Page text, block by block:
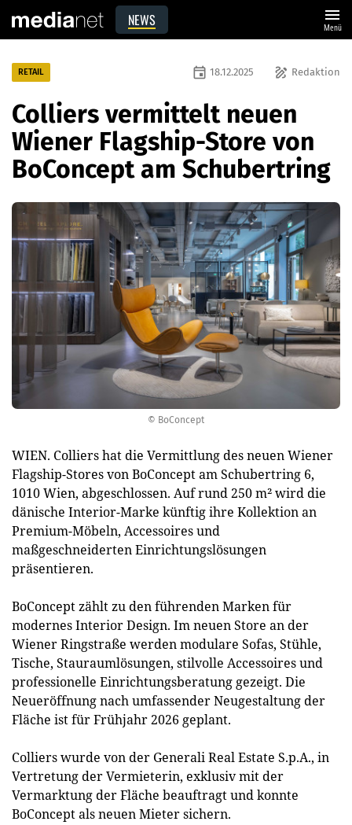
NEWS menu
Menü
© BoConcept
RETAIL draw Redaktion
event 18.12.2025
Colliers vermittelt neuen
Wiener Flagship-Store von
BoConcept am Schubertring
WIEN. Colliers hat die Vermittlung des neuen Wiener
Flagship-Stores von BoConcept am Schubertring 6,
1010 Wien, abgeschlossen. Auf rund 250 m² wird die
dänische Interior-Marke künftig ihre Kollektion an
Premium-Möbeln, Accessoires und
maßgeschneiderten Einrichtungslösungen
präsentieren.
BoConcept zählt zu den führenden Marken für
modernes Interior Design. Im neuen Store an der
Wiener Ringstraße werden modulare Sofas, Stühle,
Tische, Stauraumlösungen, stilvolle Accessoires und
professionelle Einrichtungsberatung gezeigt. Die
Neueröffnung nach umfassender Neugestaltung der
Fläche ist für Frühjahr 2026 geplant.
Colliers wurde von der Generali Real Estate S.p.A., in
Vertretung der Vermieterin, exklusiv mit der
Vermarktung der Fläche beauftragt und konnte
BoConcept als neuen Mieter sichern.